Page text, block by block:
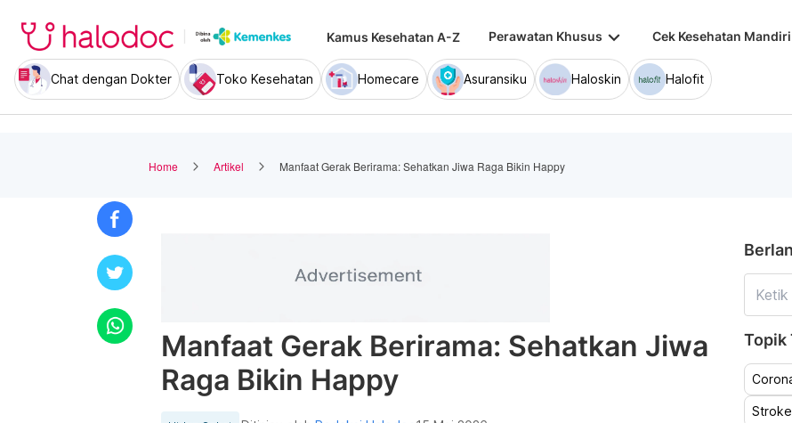
Kamus Kesehatan A-Z Perawatan Khusus keyboard_arrow_down Cek Kesehatan Mandiri
Chat dengan Dokter Toko Kesehatan Homecare Asuransiku Haloskin Halofit
Home Artikel Manfaat Gerak Berirama: Sehatkan Jiwa Raga Bikin Happy
Manfaat Gerak Berirama: Sehatkan Jiwa
Raga Bikin Happy
Topik
Stroke